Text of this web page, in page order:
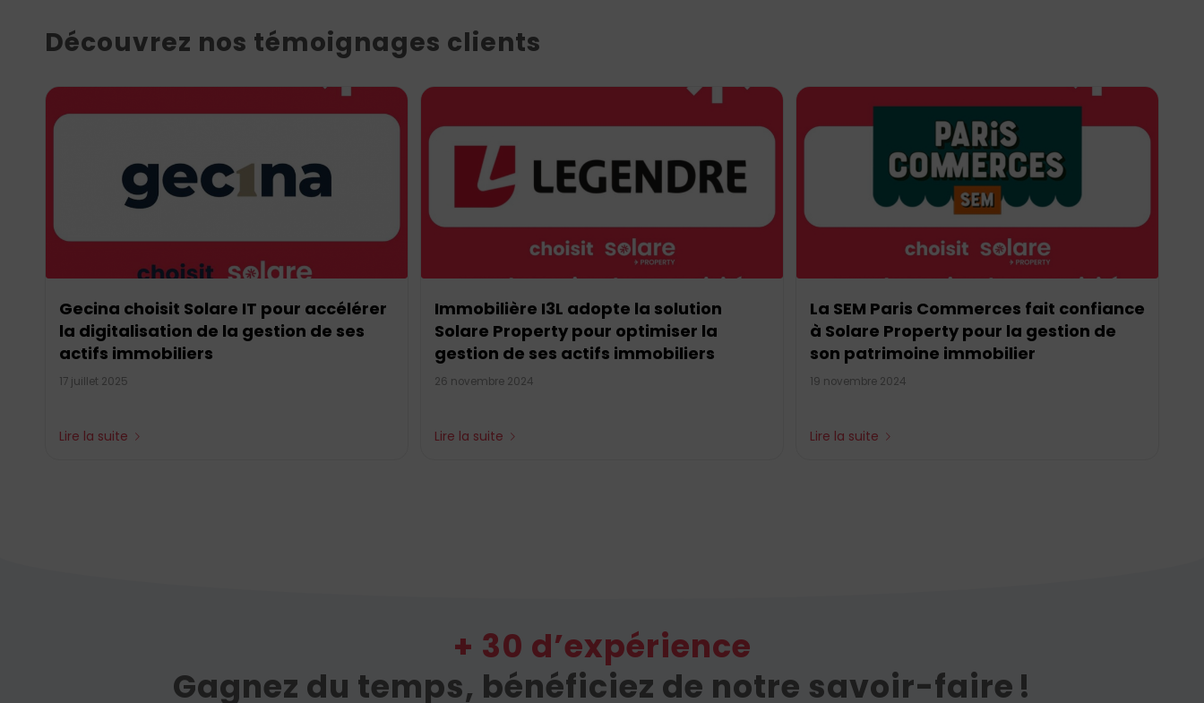
Découvrez nos témoignages clients
Gecina choisit Solare IT pour accélérer
la digitalisation de la gestion de ses
actifs immobiliers
17 juillet 2025
Lire la suite
Immobilière I3L adopte la solution
Solare Property pour optimiser la
gestion de ses actifs immobiliers
26 novembre 2024
Lire la suite
La SEM Paris Commerces fait confiance
à Solare Property pour la gestion de
son patrimoine immobilier
19 novembre 2024
Lire la suite
+ 30 d’expérience
Gagnez du temps, bénéficiez de notre savoir-faire !